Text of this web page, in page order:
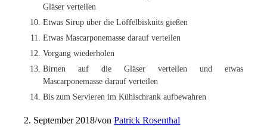
Gläser verteilen
Etwas Sirup über die Löffelbiskuits gießen
Etwas Mascarponemasse darauf verteilen
Vorgang wiederholen
Birnen auf die Gläser verteilen und etwas
Mascarponemasse darauf verteilen
Bis zum Servieren im Kühlschrank aufbewahren
2. September 2018/vonPatrick Rosenthal